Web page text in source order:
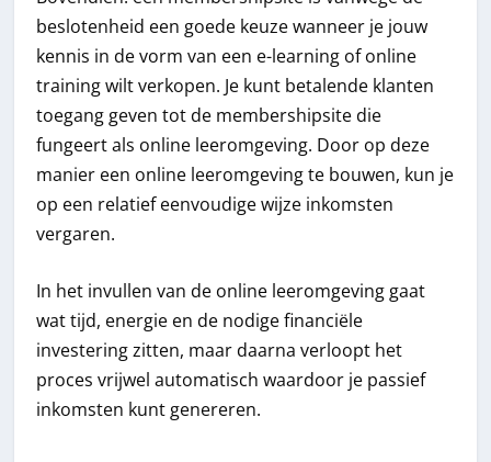
beslotenheid een goede keuze wanneer je jouw
kennis in de vorm van een e-learning of online
training wilt verkopen. Je kunt betalende klanten
toegang geven tot de membershipsite die
fungeert als online leeromgeving. Door op deze
manier een online leeromgeving te bouwen, kun je
op een relatief eenvoudige wijze inkomsten
vergaren.
In het invullen van de online leeromgeving gaat
wat tijd, energie en de nodige financiële
investering zitten, maar daarna verloopt het
proces vrijwel automatisch waardoor je passief
inkomsten kunt genereren.